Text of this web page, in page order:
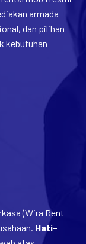
armada
dan pilihan
kebutuhan
(Wira Rent
Hati-
atas